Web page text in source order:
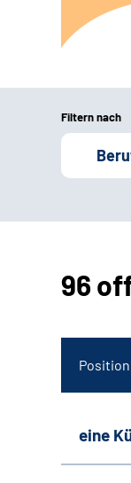
Filtern nach
96
Position
eine